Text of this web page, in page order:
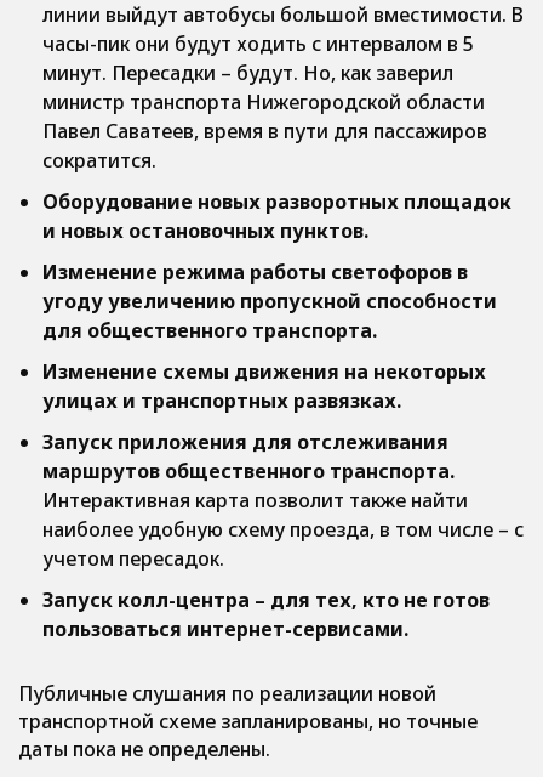
линии выйдут автобусы большой вместимости. В
часы-пик они будут ходить с интервалом в 5
минут. Пересадки – будут. Но, как заверил
министр транспорта Нижегородской области
Павел Саватеев, время в пути для пассажиров
сократится.
Оборудование новых разворотных площадок
и новых остановочных пунктов.
Изменение режима работы светофоров в
угоду увеличению пропускной способности
для общественного транспорта.
Изменение схемы движения на некоторых
улицах и транспортных развязках.
Запуск приложения для отслеживания
маршрутов общественного транспорта.
Интерактивная карта позволит также найти
наиболее удобную схему проезда, в том числе – с
учетом пересадок.
Запуск колл-центра – для тех, кто не готов
пользоваться интернет-сервисами.
Публичные слушания по реализации новой
транспортной схеме запланированы, но точные
даты пока не определены.